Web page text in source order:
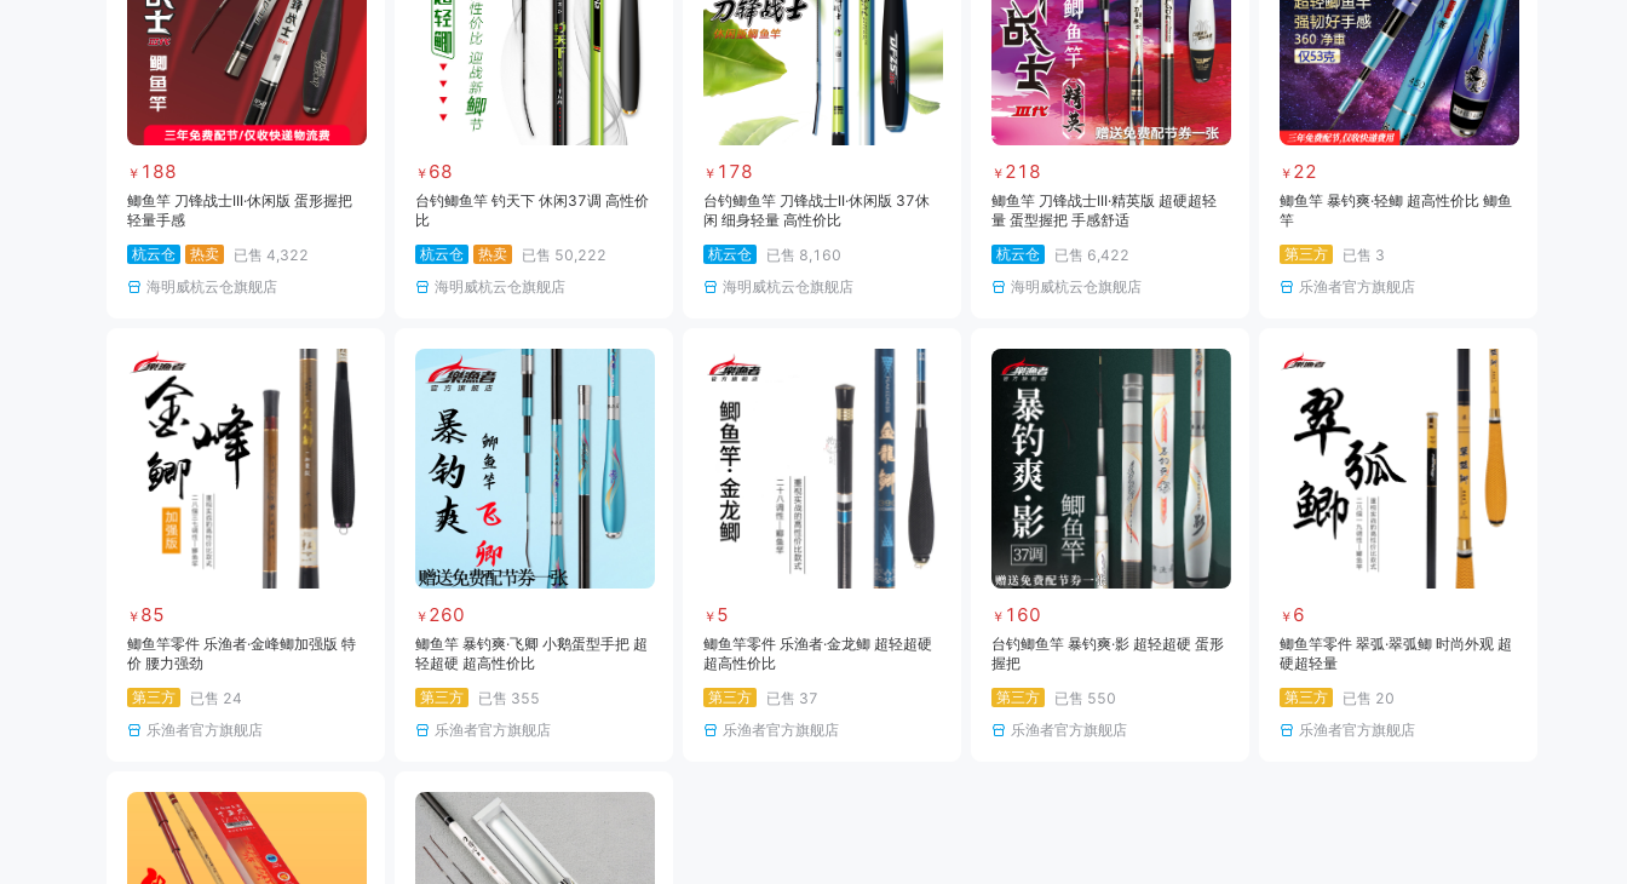
路亚装备 海钓竿 海钓轮 海钓线 海钓钩 海钓钓组 海钓配件 海钓装备 海钓饵料 临时专用
￥ 188
鲫鱼竿 刀锋战士III·休闲版 蛋形握把
轻量手感
杭云仓
热卖 已售 4,322
海明威杭云仓旗舰店
￥ 68
台钓鲫鱼竿 钓天下 休闲37调 高性价
比
杭云仓
热卖 已售 50,222
海明威杭云仓旗舰店
￥ 178
台钓鲫鱼竿 刀锋战士II·休闲版 37休
闲 细身轻量 高性价比
杭云仓
已售 8,160
海明威杭云仓旗舰店
￥ 218
鲫鱼竿 刀锋战士III·精英版 超硬超轻
量 蛋型握把 手感舒适
杭云仓
已售 6,422
海明威杭云仓旗舰店
￥ 22
鲫鱼竿 暴钓爽·轻鲫 超高性价比 鲫鱼
竿
第三方
已售 3
乐渔者官方旗舰店
￥ 85
鲫鱼竿零件 乐渔者·金峰鲫加强版 特
价 腰力强劲
第三方
已售 24
乐渔者官方旗舰店
￥ 260
鲫鱼竿 暴钓爽·飞卿 小鹅蛋型手把 超
轻超硬 超高性价比
第三方
已售 355
乐渔者官方旗舰店
￥ 5
鲫鱼竿零件 乐渔者·金龙鲫 超轻超硬
超高性价比
第三方
已售 37
乐渔者官方旗舰店
￥ 160
台钓鲫鱼竿 暴钓爽·影 超轻超硬 蛋形
握把
第三方
已售 550
乐渔者官方旗舰店
￥ 6
鲫鱼竿零件 翠弧·翠弧鲫 时尚外观 超
硬超轻量
第三方
已售 20
乐渔者官方旗舰店